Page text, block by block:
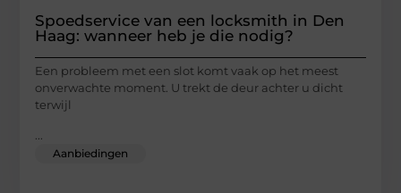
Spoedservice van een locksmith in Den
Haag: wanneer heb je die nodig?
Een probleem met een slot komt vaak op het meest
onverwachte moment. U trekt de deur achter u dicht
terwijl
Aanbiedingen